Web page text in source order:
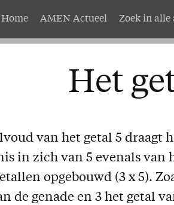
Over AMEN
Abonnementen
Proefnummer AMEN
Steun AMEN
Home AMEN Actueel Zoek in alle
Het
van het getal 5 draagt
in zich van 5 evenals van
opgebouwd (3 x 5).
de genade en 3 het getal